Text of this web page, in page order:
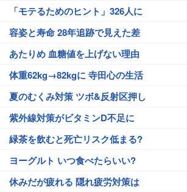
「モテるためのヒント」326人に
容姿と寿命 28年追跡で見えた差
あたりめ 血糖値を上げない理由
体重62kg→82kgに 寺田心の生活
夏のむくみ対策 ツボ&反射区押し
紫外線対策がビタミンD不足に
緑茶を飲むと死亡リスク低まる?
ヨーグルト いつ食べたらいい?
休みだが疲れる 隠れ疲労対策は